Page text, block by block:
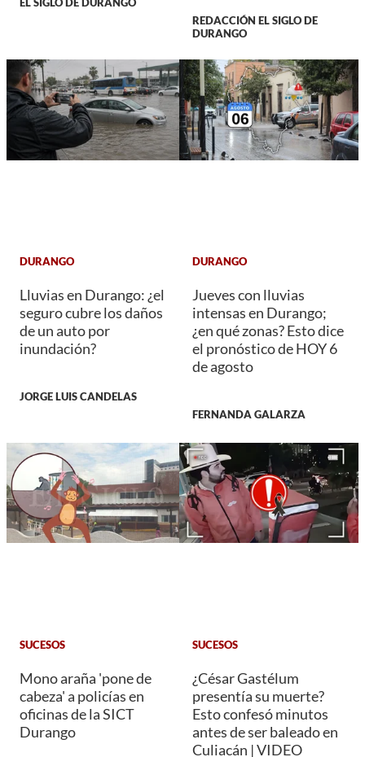
EL SIGLO DE DURANGO
REDACCIÓN EL SIGLO DE
DURANGO
DURANGO
Lluvias en Durango: ¿el
seguro cubre los daños
de un auto por
inundación?
JORGE LUIS CANDELAS
DURANGO
Jueves con lluvias
intensas en Durango;
¿en qué zonas? Esto dice
el pronóstico de HOY 6
de agosto
FERNANDA GALARZA
SUCESOS
Mono araña 'pone de
cabeza' a policías en
oficinas de la SICT
Durango
SUCESOS
¿César Gastélum
presentía su muerte?
Esto confesó minutos
antes de ser baleado en
Culiacán | VIDEO